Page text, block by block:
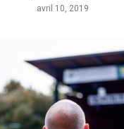
avril 10, 2019